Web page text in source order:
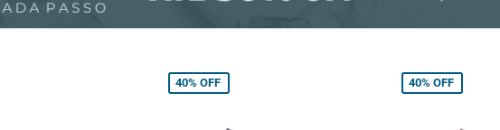
40% OFF 40% OFF